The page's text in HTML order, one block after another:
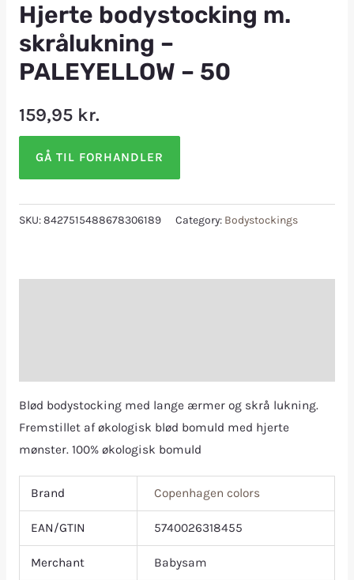
Hjerte bodystocking m.
skrålukning –
PALEYELLOW – 50
159,95 kr.
GÅ TIL FORHANDLER
SKU:8427515488678306189 Category: Bodystockings
Blød bodystocking med lange ærmer og skrå lukning.
Fremstillet af økologisk blød bomuld med hjerte
mønster. 100% økologisk bomuld
Brand Copenhagen colors
EAN/GTIN 5740026318455
Merchant Babysam